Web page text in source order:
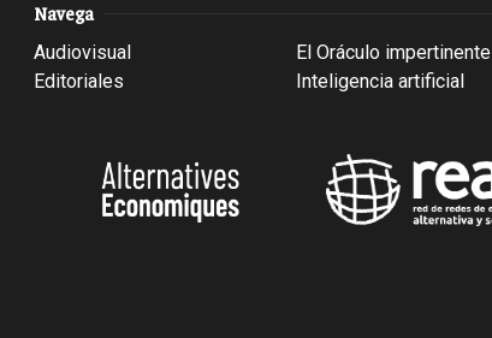
Navega
Audiovisual
Editoriales
El Oráculo impertinente
Inteligencia artificial